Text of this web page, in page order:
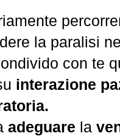
la paralisi
con te
interazione
adeguare la